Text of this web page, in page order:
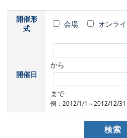
開催形
式
会場 オンラ
開催日
から
まで
例：2012/1/1～2012/12/31